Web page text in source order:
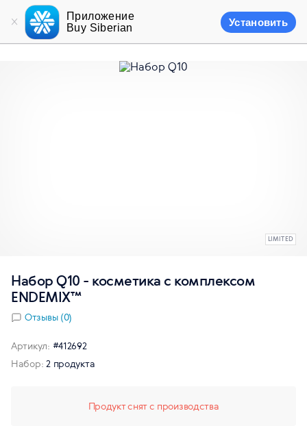
Приложение
Buy Siberian
Установить
LIMITED
Набор Q10 - косметика с комплексом
ENDEMIX™
Отзывы (0)
Продукт снят с производства
Артикул: #412692
Набор: 2 продукта